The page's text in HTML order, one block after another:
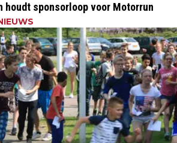
houdt sponsorloop voor Motorrun